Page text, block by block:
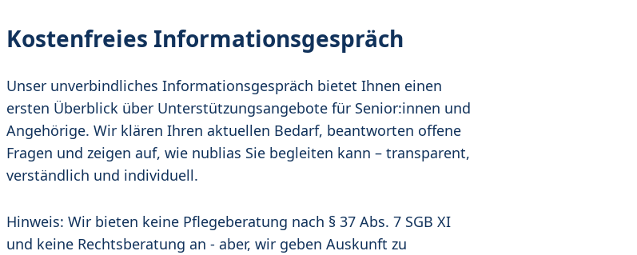
Kostenfreies Informationsgespräch
Unser unverbindliches Informationsgespräch bietet Ihnen einen
ersten Überblick über Unterstützungsangebote für Senior:innen und
Angehörige. Wir klären Ihren aktuellen Bedarf, beantworten offene
Fragen und zeigen auf, wie nublias Sie begleiten kann – transparent,
verständlich und individuell.
Hinweis: Wir bieten keine Pflegeberatung nach § 37 Abs. 7 SGB XI
und keine Rechtsberatung an - aber, wir geben Auskunft zu